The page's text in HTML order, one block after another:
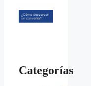
Categorías